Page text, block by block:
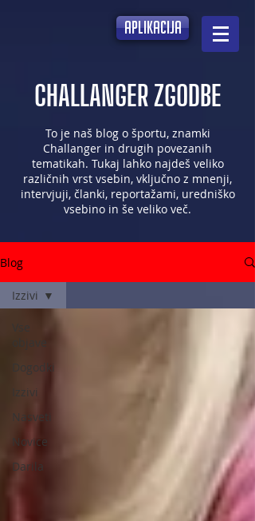
aplikacija
CHALLANGER ZGODBE
To je naš blog o športu, znamki
Challanger in drugih povezanih
tematikah. Tukaj lahko najdeš veliko
različnih vrst vsebin, vključno z mnenji,
intervjuji, članki, reportažami, uredniško
vsebino in še veliko več.
Blog
Vse
objave
Dogodki
Izzivi
Nasveti
Novice
Darila
Izzivi